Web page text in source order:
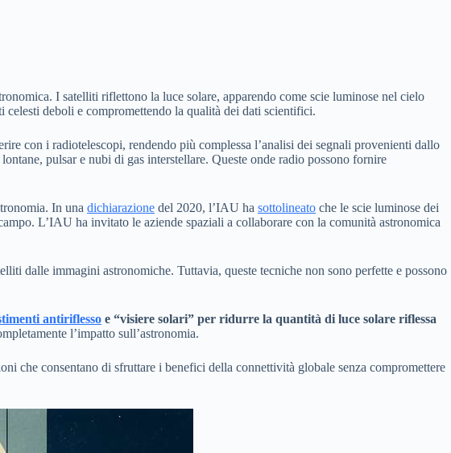
I satelliti riflettono la luce solare, apparendo come scie luminose nel cielo
deboli e compromettendo la qualità dei dati scientifici.
con i radiotelescopi, rendendo più complessa l’analisi dei segnali provenienti dallo
pulsar e nubi di gas interstellare. Queste onde radio possono fornire
In una dichiarazione del 2020, l’IAU ha sottolineato che le scie luminose dei
L’IAU ha invitato le aziende spaziali a collaborare con la comunità astronomica
dalle immagini astronomiche. Tuttavia, queste tecniche non sono perfette e possono
antiriflesso e “visiere solari” per ridurre la quantità di luce solare riflessa
l’impatto sull’astronomia.
che consentano di sfruttare i benefici della connettività globale senza compromettere